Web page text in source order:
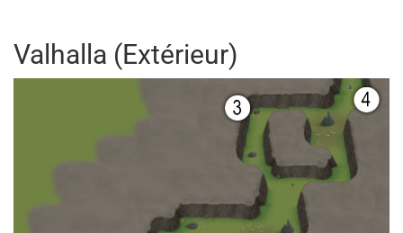
Valhalla (Extérieur)